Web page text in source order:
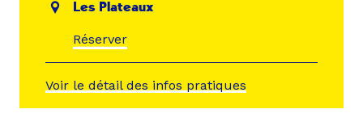
Les Plateaux
Réserver
Voir le détail des infos pratiques